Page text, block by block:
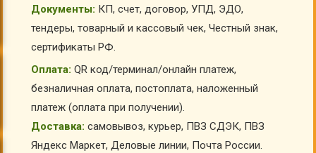
Документы: КП, счет, договор, УПД, ЭДО,
тендеры, товарный и кассовый чек, Честный знак,
сертификаты РФ.
Оплата: QR код/терминал/онлайн платеж,
безналичная оплата, постоплата, наложенный
платеж (оплата при получении).
Доставка: самовывоз, курьер, ПВЗ СДЭК, ПВЗ
Яндекс Маркет, Деловые линии, Почта России.